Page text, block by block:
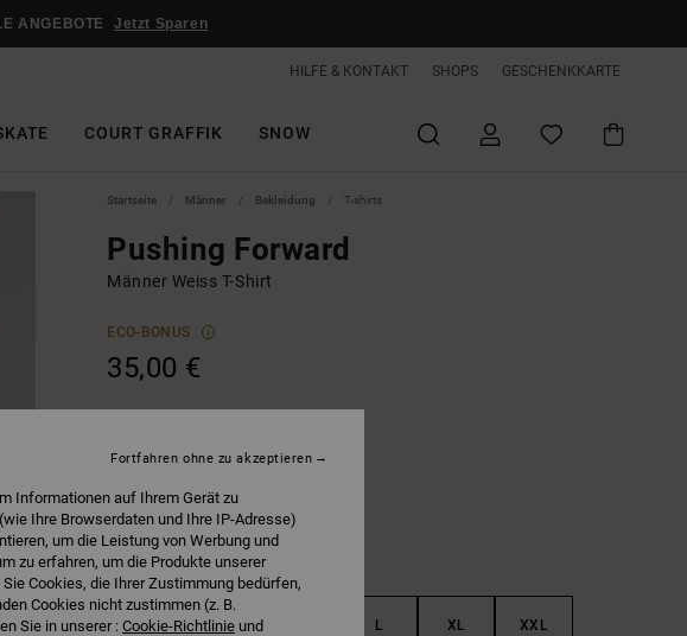
ANGEBOTE Jetzt Sparen
HILFE & KONTAKT SHOPS GESCHENKKARTE
COURT GRAFFIK SNOW
Startseite Männer Bekleidung T-shirts
Pushing Forward
Männer Weiss T-Shirt
ECO-BONUS
35,00 €
XS S L XL XXL
Informationen auf Ihrem Gerät zu
Ihre Browserdaten und Ihre IP-Adresse)
um die Leistung von Werbung und
zu erfahren, um die Produkte unserer
Cookies, die Ihrer Zustimmung bedürfen,
Cookies nicht zustimmen (z. B.
Sie in unserer : Cookie-Richtlinie und
Fortfahren ohne zu akzeptieren